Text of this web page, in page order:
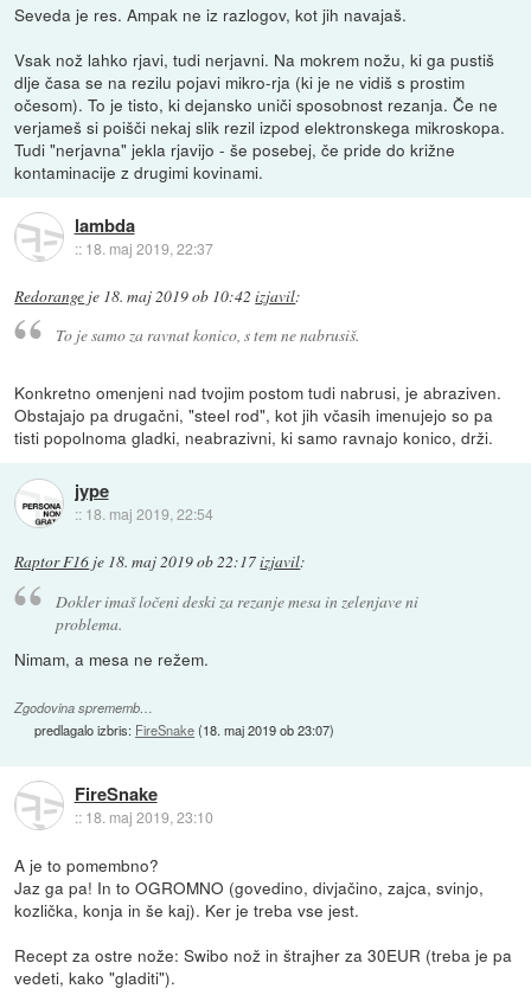
Seveda je res. Ampak ne iz razlogov, kot jih navajaš.
Vsak nož lahko rjavi, tudi nerjavni. Na mokrem nožu, ki ga pustiš
dlje časa se na rezilu pojavi mikro-rja (ki je ne vidiš s prostim
očesom). To je tisto, ki dejansko uniči sposobnost rezanja. Če ne
verjameš si poišči nekaj slik rezil izpod elektronskega mikroskopa.
Tudi "nerjavna" jekla rjavijo - še posebej, če pride do križne
kontaminacije z drugimi kovinami.
lambda
:: 18. maj 2019, 22:37
Redorange je 18. maj 2019 ob 10:42 izjavil:
To je samo za ravnat konico, s tem ne nabrusiš.
Konkretno omenjeni nad tvojim postom tudi nabrusi, je abraziven.
Obstajajo pa drugačni, "steel rod", kot jih včasih imenujejo so pa
tisti popolnoma gladki, neabrazivni, ki samo ravnajo konico, drži.
jype
:: 18. maj 2019, 22:54
Raptor F16 je 18. maj 2019 ob 22:17izjavil:
Dokler imaš ločeni deski za rezanje mesa in zelenjave ni
problema.
Nimam, a mesa ne režem.
Zgodovina sprememb…
predlagalo izbris: FireSnake(18. maj 2019 ob 23:07)
FireSnake
:: 18. maj 2019, 23:10
A je to pomembno?
Jaz ga pa! In to OGROMNO (govedino, divjačino, zajca, svinjo,
kozlička, konja in še kaj). Ker je treba vse jest.
Recept za ostre nože: Swibo nož in štrajher za 30EUR (treba je pa
vedeti, kako "gladiti").